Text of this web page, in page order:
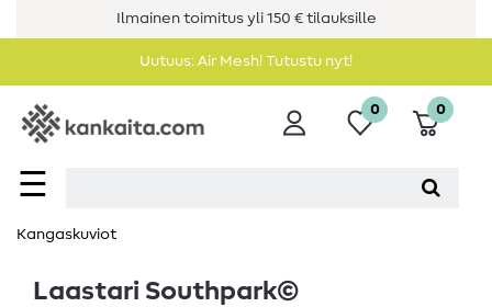
Ilmainen toimitus yli 150 € tilauksille
Uutuus: Air Mesh! Tutustu nyt!
☰
0 0
Kangaskuviot
Laastari Southpark©